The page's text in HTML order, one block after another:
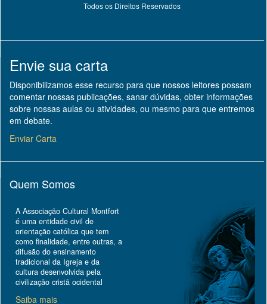
Todos os Direitos Reservados
Envie sua carta
Disponibilizamos esse recurso para que nossos leitores possam
comentar nossas publicações, sanar dúvidas, obter informações
sobre nossas aulas ou atividades, ou mesmo para que entremos
em debate.
Enviar Carta
Quem Somos
A Associação Cultural Montfort
é uma entidade civil de
orientação católica que tem
como finalidade, entre outras, a
difusão do ensinamento
tradicional da Igreja e da
cultura desenvolvida pela
civilização cristã ocidental
Saiba mais